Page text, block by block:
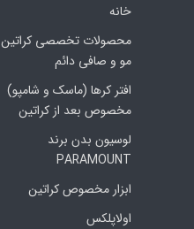
خانه
محصولات تخصصی کراتین
مو و صافی دائم
افتر کرها (ماسک و شامپو)
مخصوص بعد از کراتین
لوسیون بدن برند
PARAMOUNT
ابزار مخصوص کراتین
اولاپلکس